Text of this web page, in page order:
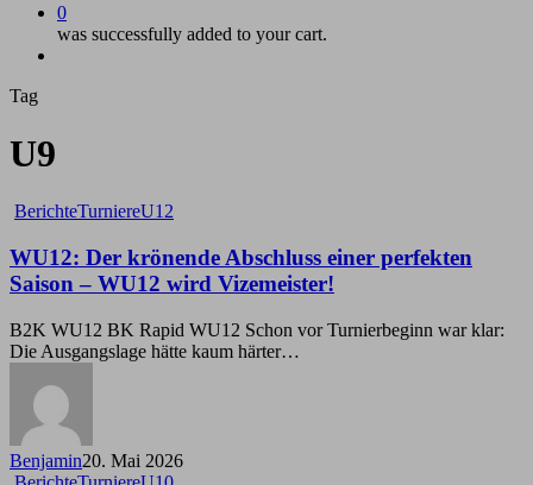
0
was successfully added to your cart.
Tag
U9
WU12:
krönende
Abschluss
einer
Saison
–
WU12
wird
Vizemeister!
BerichteTurniereU12
WU12: Der krönende Abschluss einer perfekten
Saison – WU12 wird Vizemeister!
B2K WU12 BK Rapid WU12 Schon vor Turnierbeginn war klar:
Die Ausgangslage hätte kaum härter…
Benjamin20. Mai 2026
WU10: